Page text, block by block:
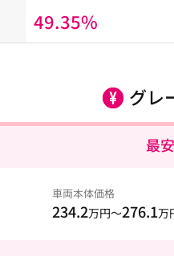
49.35%
グレ
最
車両本体価格
234.2万円～276.1万